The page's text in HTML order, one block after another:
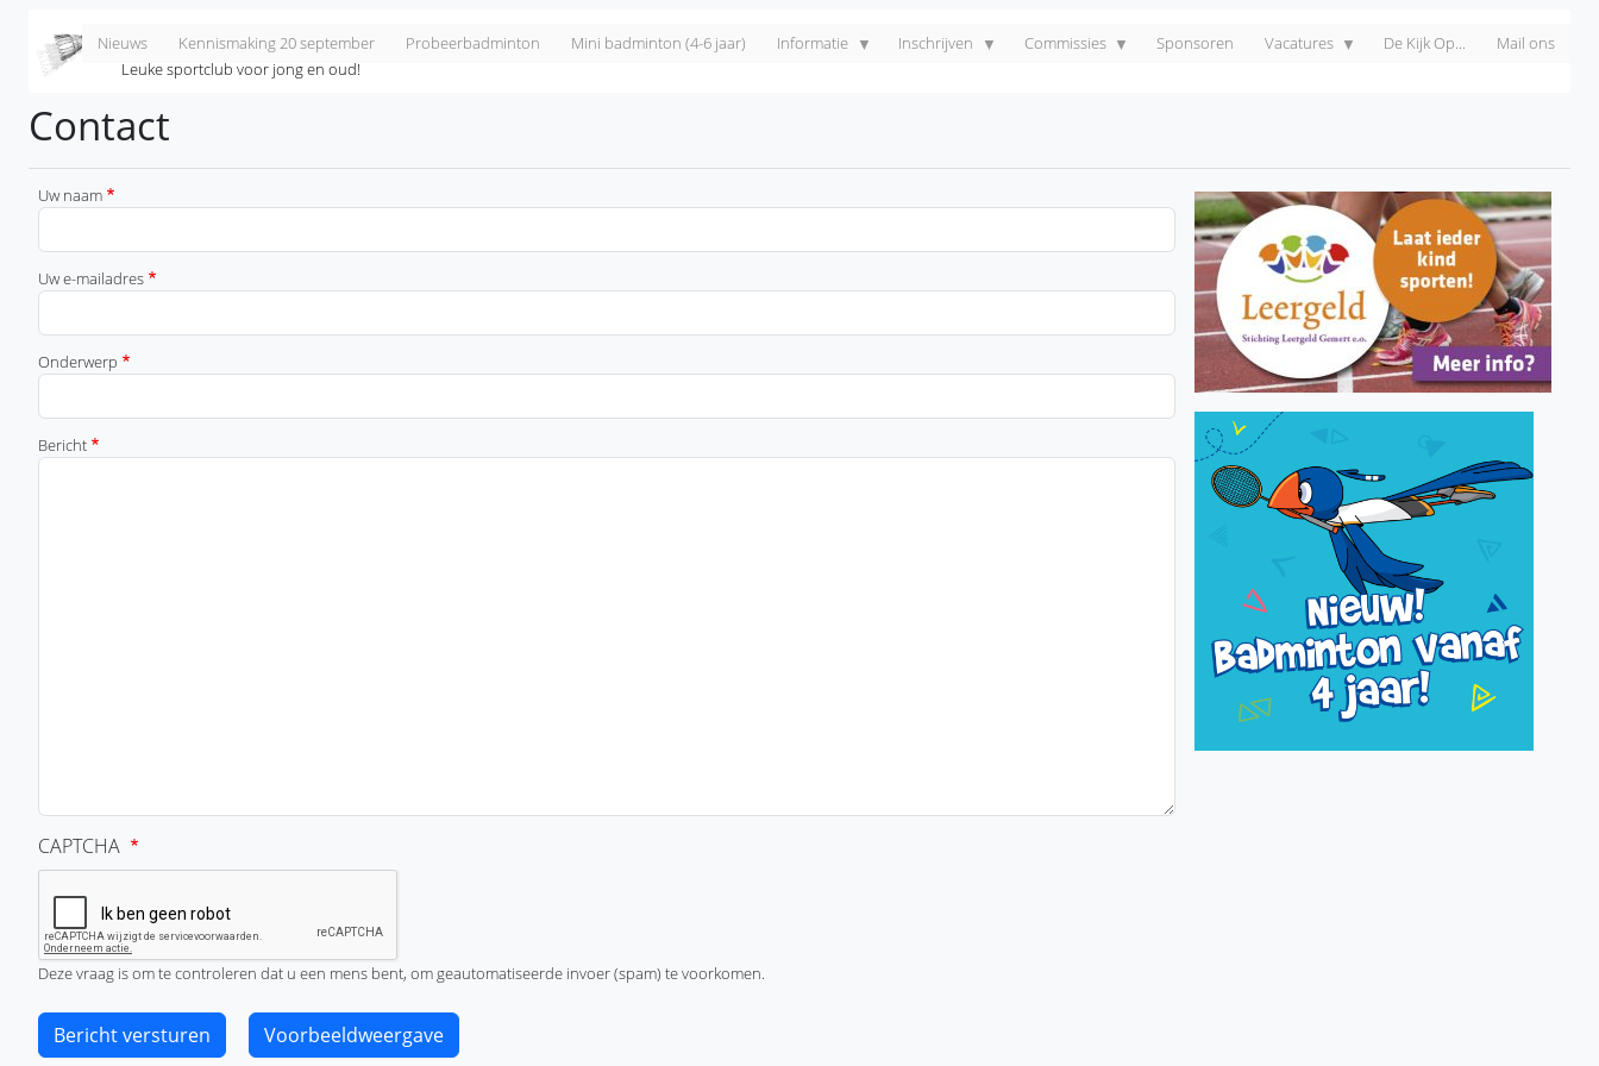
Badminton Club Lieshout
Leuke sportclub voor jong en oud!
Nieuws Kennismaking 20 september Probeerbadminton Mini badminton (4-6 jaar) Informatie Inschrijven Commissies Sponsoren Vacatures De Kijk Op... Mail ons
Contact
Uw naam
Uw e-mailadres
Onderwerp
Bericht
CAPTCHA
Deze vraag is om te controleren dat u een mens bent, om geautomatiseerde invoer (spam) te voorkomen.